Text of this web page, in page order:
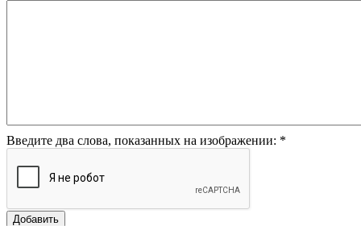
Введите два слова, показанных на изображении: *